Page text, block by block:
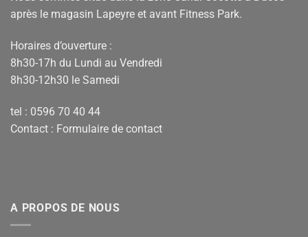
après le magasin Lapeyre et avant Fitness Park.
Horaires d’ouverture :
8h30-17h du Lundi au Vendredi
8h30-12h30 le Samedi
tel : 0596 70 40 44
Contact : Formulaire de contact
A PROPOS DE NOUS